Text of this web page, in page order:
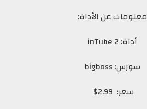
معلومات عن الأداة:
أداة: inTube 2
سورس: bigboss
سعر؛ 2.99$